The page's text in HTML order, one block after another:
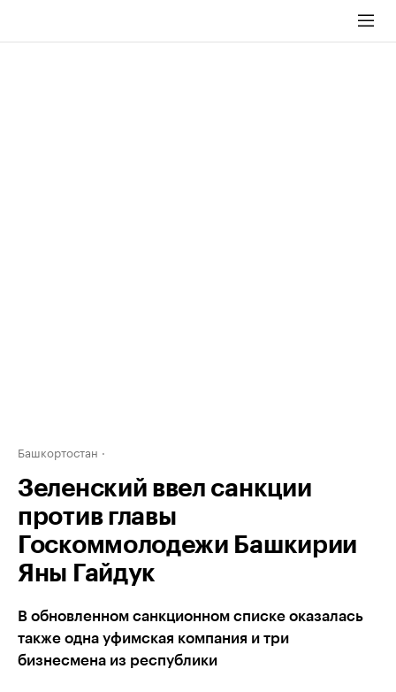
Башкортостан
Зеленский ввел санкции
против главы
Госкоммолодежи Башкирии
Яны Гайдук
В обновленном санкционном списке оказалась
также одна уфимская компания и три
бизнесмена из республики